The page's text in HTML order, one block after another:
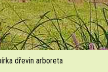
dřevin arboreta